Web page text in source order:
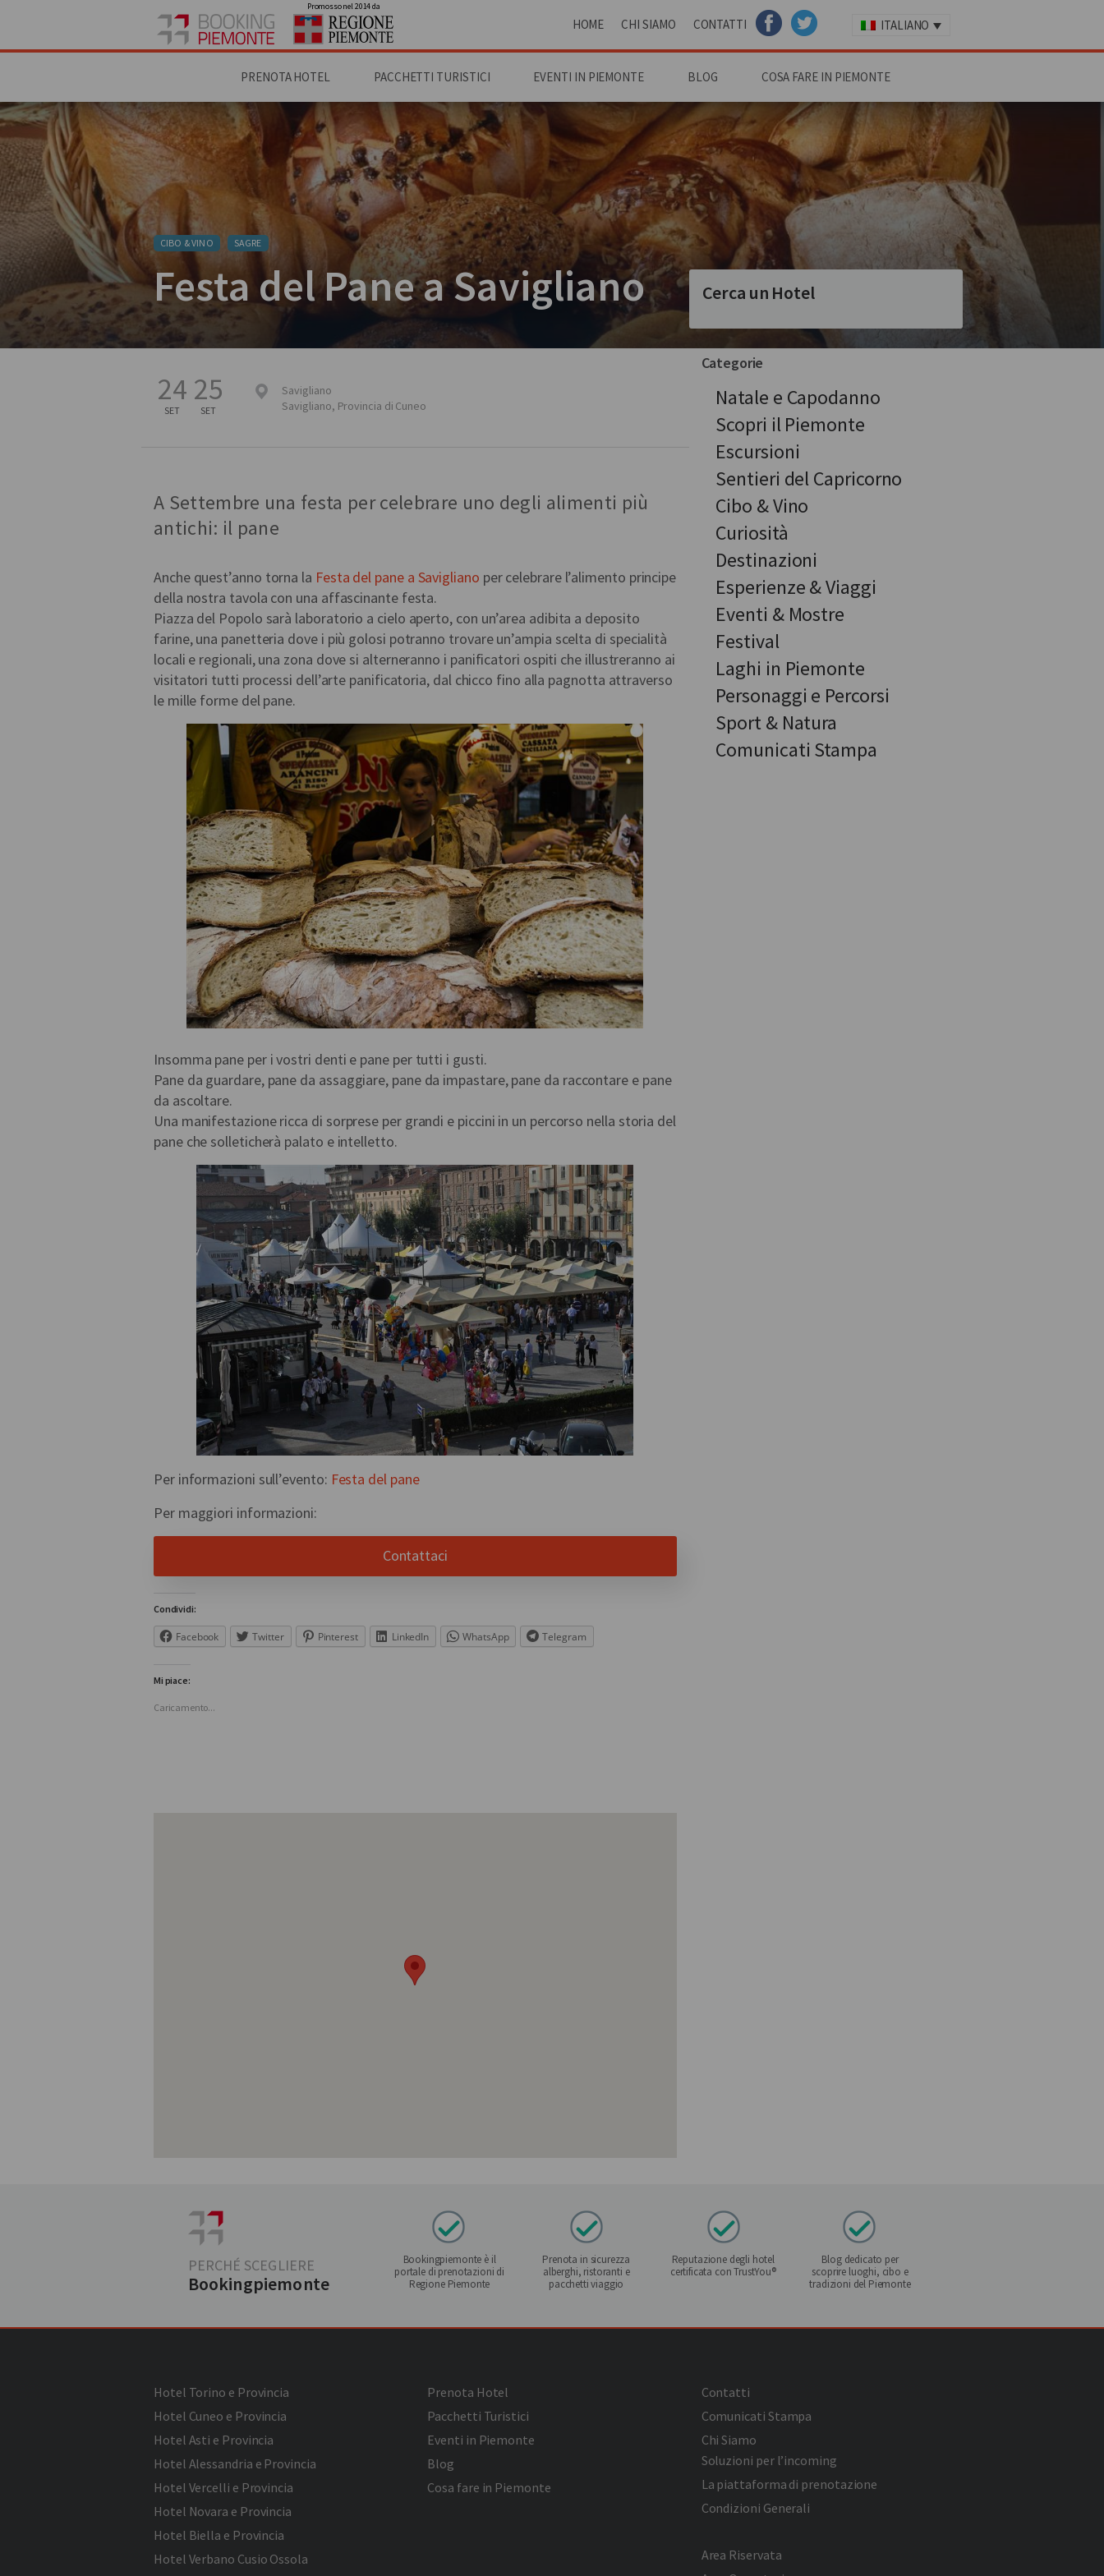
Promosso nel 2014 da
HOME CHI SIAMO CONTATTI
FACEBOOKTWITTER
ITALIANO
PRENOTA HOTEL PACCHETTI TURISTICI EVENTI IN PIEMONTE BLOG COSA FARE IN PIEMONTE
CIBO & VINO SAGRE
Festa del Pane a Savigliano
24
SET
25
SET
Savigliano
Savigliano, Provincia di Cuneo
A Settembre una festa per celebrare uno degli alimenti più
antichi: il pane
Anche quest’anno torna la Festa del pane a Savigliano per celebrare l’alimento principe
della nostra tavola con una affascinante festa.
Piazza del Popolo sarà laboratorio a cielo aperto, con un’area adibita a deposito
farine, una panetteria dove i più golosi potranno trovare un’ampia scelta di specialità
locali e regionali, una zona dove si alterneranno i panificatori ospiti che illustreranno ai
visitatori tutti processi dell’arte panificatoria, dal chicco fino alla pagnotta attraverso
le mille forme del pane.
Insomma pane per i vostri denti e pane per tutti i gusti.
Pane da guardare, pane da assaggiare, pane da impastare, pane da raccontare e pane
da ascoltare.
Una manifestazione ricca di sorprese per grandi e piccini in un percorso nella storia del
pane che solleticherà palato e intelletto.
Per informazioni sull’evento: Festa del pane
Per maggiori informazioni:
Contattaci
Condividi:
Facebook Twitter Pinterest LinkedIn WhatsApp Telegram
Mi piace:
Caricamento...
Cerca un Hotel
Categorie
Natale e Capodanno
Scopri il Piemonte
Escursioni
Sentieri del Capricorno
Cibo & Vino
Curiosità
Destinazioni
Esperienze & Viaggi
Eventi & Mostre
Festival
Laghi in Piemonte
Personaggi e Percorsi
Sport & Natura
Comunicati Stampa
PERCHÉ SCEGLIERE
Bookingpiemonte
Bookingpiemonte è il
portale di prenotazioni di
Regione Piemonte
Prenota in sicurezza
alberghi, ristoranti e
pacchetti viaggio
Reputazione degli hotel
certificata con TrustYou®
Blog dedicato per
scoprire luoghi, cibo e
tradizioni del Piemonte
Hotel Torino e Provincia
Hotel Cuneo e Provincia
Hotel Asti e Provincia
Hotel Alessandria e Provincia
Hotel Vercelli e Provincia
Hotel Novara e Provincia
Hotel Biella e Provincia
Hotel Verbano Cusio Ossola
Prenota Hotel
Pacchetti Turistici
Eventi in Piemonte
Blog
Cosa fare in Piemonte
Contatti
Comunicati Stampa
Chi Siamo
Soluzioni per l’incoming
La piattaforma di prenotazione
Condizioni Generali
Area Riservata